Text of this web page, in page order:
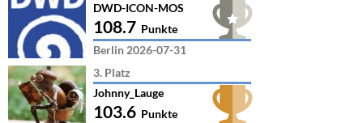
DWD-ICON-MOS
108.7 Punkte
Berlin 2026-07-31
3. Platz
Johnny_Lauge
103.6 Punkte